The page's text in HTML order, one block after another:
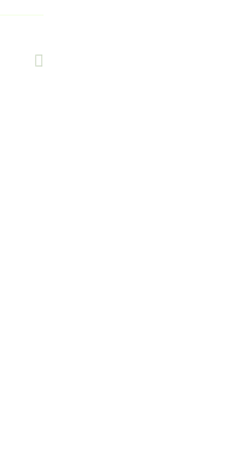
Google+